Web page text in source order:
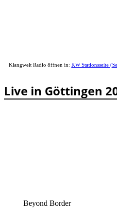
Klangwelt Radio öffnen in: KW Stationsseite
Live in Göttingen
Beyond Border